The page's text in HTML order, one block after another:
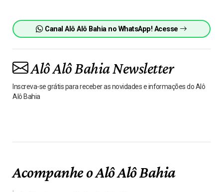
Canal Alô Alô Bahia no WhatsApp! Acesse
Alô Alô Bahia Newsletter
Inscreva-se grátis para receber as novidades e informações do Alô
Alô Bahia
Acompanhe o Alô Alô Bahia